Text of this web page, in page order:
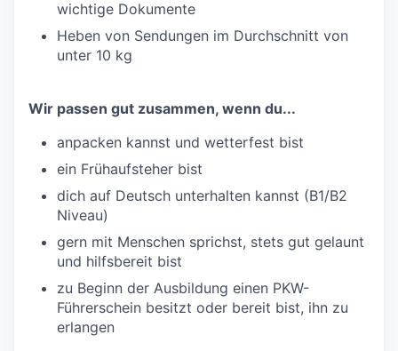
wichtige Dokumente
Heben von Sendungen im Durchschnitt von
unter 10 kg
Wir passen gut zusammen, wenn du...
anpacken kannst und wetterfest bist
ein Frühaufsteher bist
dich auf Deutsch unterhalten kannst (B1/B2
Niveau)
gern mit Menschen sprichst, stets gut gelaunt
und hilfsbereit bist
zu Beginn der Ausbildung einen PKW-
Führerschein besitzt oder bereit bist, ihn zu
erlangen